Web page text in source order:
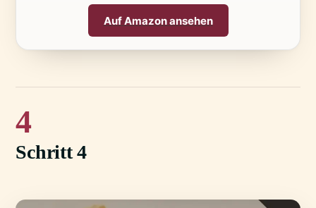
Auf Amazon ansehen
4
Schritt 4